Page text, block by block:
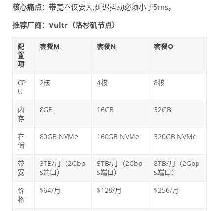
核心痛点：带宽不仅要大,延迟抖动必须小于5ms。
推荐厂商： Vultr（洛杉矶节点）
配
置
项
套餐M 套餐N 套餐O
CP
U
2核 4核 8核
内
存
8GB 16GB 32GB
存
储
80GB NVMe 160GB NVMe 320GB NVMe
带
宽
3TB/月（2Gbp
s端口）
5TB/月（2Gbp
s端口）
8TB/月（2Gbp
s端口）
价
格
$64/月 $128/月 $256/月